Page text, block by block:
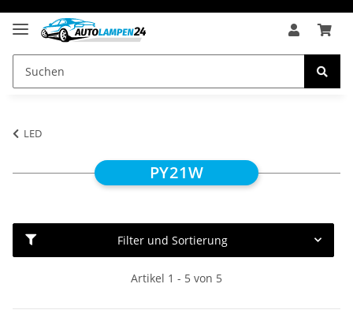
LED
PY21W
Filter und Sortierung
Artikel 1 - 5 von 5